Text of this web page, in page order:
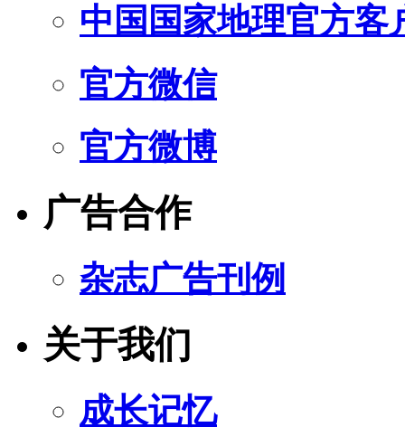
中国国家地理官方客
官方微信
官方微博
广告合作
杂志广告刊例
关于我们
成长记忆